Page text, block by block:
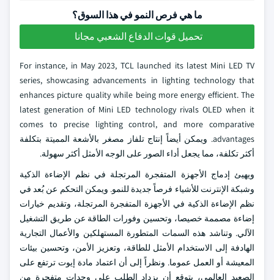
ما هي فرص النمو في هذا السوق؟
تحميل قوات الدفاع الشعبي مجانا
For instance, in May 2023, TCL launched its latest Mini LED TV
series, showcasing advancements in lighting technology that
enhances picture quality while being more energy efficient. The
latest generation of Mini LED technology rivals OLED when it
comes to precise lighting control, and more comparative
advantages. ويمكن أيضاً إنتاج تلفاز مصغر بالأشعة المميتة بتكلفة
أكثر تكلفة، مما يجعل أداء الصور على الوجه الأمثل أكثر سهولة.
ويهيئ إدماج الأجهزة المتفجرة المرتجلة في نظم الإضاءة الذكية
وشبكة الإنترنت للأشياء فرصاً جديدة للنمو. ويمكن التحكم عن بُعد في
نظم الإضاءة الذكية في الأجهزة المتفجرة المرتجلة، وتقديم خيارات
إضاءة مصممة خصيصا، وتحسين وفورات الطاقة عن طريق التشغيل
الآلي. وتناشد هذه السمات المتطورة المستهلكين والأعمال التجارية
الهادفة إلى الاستخدام الأمثل للطاقة، وتعزيز الأمن، وتحسين بيئات
المعيشة أو العمل عموما. ونظراً إلى أن اعتماد مادة إيوت ترتفع على
الصعيد العالمي، يتوقع أن يزداد الطلب على وحدات متفجرة من